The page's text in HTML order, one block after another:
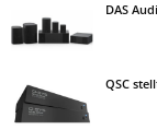
DAS
QSC